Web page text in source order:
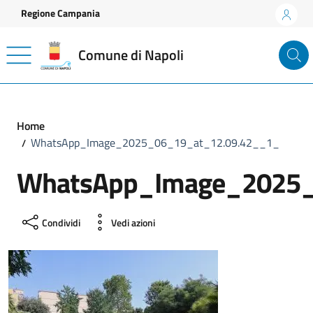
Vai ai contenuti
Vai al footer
Regione Campania
Comune di Napoli
Home
WhatsApp_Image_2025_06_19_at_12.09.42__1_
Condividi Vedi azioni